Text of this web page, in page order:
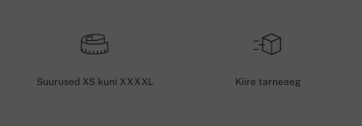
Suurused XS kuni XXXXL Kiire tarneaeg